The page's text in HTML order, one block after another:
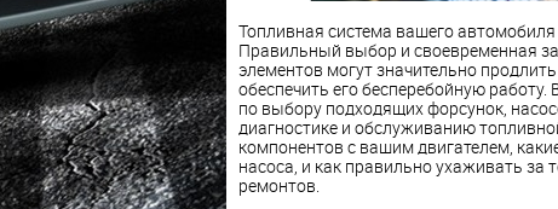
Топливная система вашего
Правильный выбор и своевременная
элементов могут значительно
обеспечить его бесперебойную
по выбору подходящих форсунок,
диагностике и обслуживанию
компонентов с вашим двигателем,
насоса, и как правильно ухаживать
ремонтов.